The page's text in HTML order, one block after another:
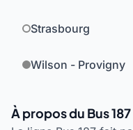
Strasbourg
Wilson - Provigny
À propos du Bus 187